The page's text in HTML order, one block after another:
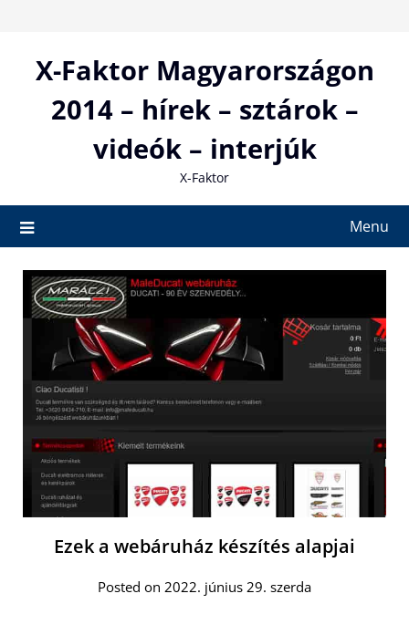
contentX-Faktor Magyarországon
2014 – hírek – sztárok –
videók – interjúk
X-Faktor
Menu
Ezek a webáruház készítés alapjai
Posted on 2022. június 29. szerda